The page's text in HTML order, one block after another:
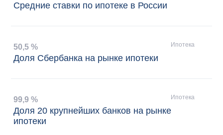
Средние ставки по ипотеке в России
50,5 % Ипотека
Доля Сбербанка на рынке ипотеки
99,9 % Ипотека
Доля 20 крупнейших банков на рынке
ипотеки